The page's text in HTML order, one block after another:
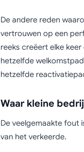
De andere reden
vertrouwen op een
reeks creëert elke
hetzelfde
hetzelfde
Waar kleine
De veelgemaakte fout
van het verkeerde.